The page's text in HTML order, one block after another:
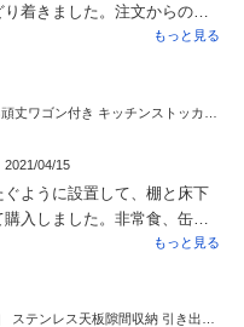
着きました。注文からの到
キレイです。丁度よく隙間に
れば更に使いでが良かったか
販で家具を買うのは不安で
ています。
もっと見る
2021/04/15
ぐように設置して、棚と床下
購入しました。非常食、缶
く使う物のストックに大量に
してもらって２階のキッチン
もっと見る